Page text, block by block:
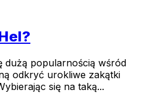
dużą popularnością wśród
odkryć urokliwe zakątki
się na taką...